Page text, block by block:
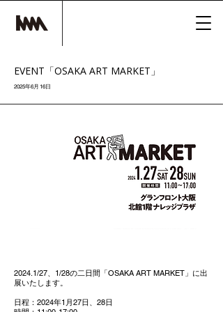
EVENT「OSAKA ART MARKET」
2025年6月16日
2024.1/27、1/28の二日間「OSAKA ART MARKET」に出
展いたします。
日程：2024年1月27日、28日